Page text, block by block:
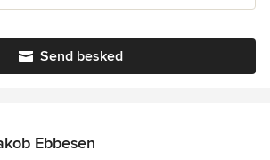
Send besked
Ebbesen